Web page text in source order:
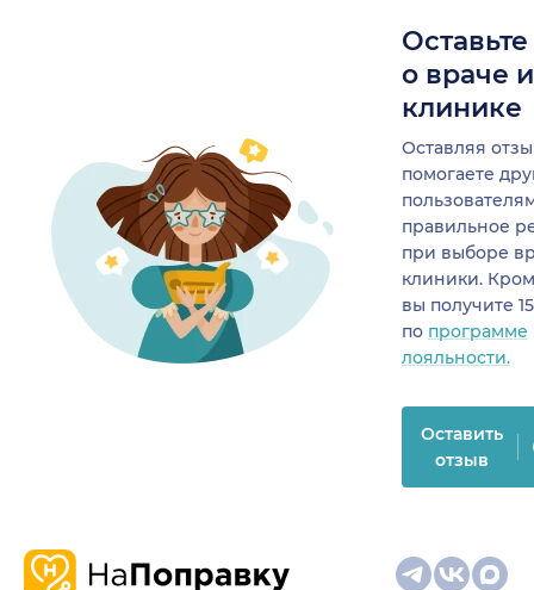
о враче
клинике
Оставляя
помогаете
правильное
при выборе
клиники.
вы получите
по программе
лояльности.
Оставить
отзыв